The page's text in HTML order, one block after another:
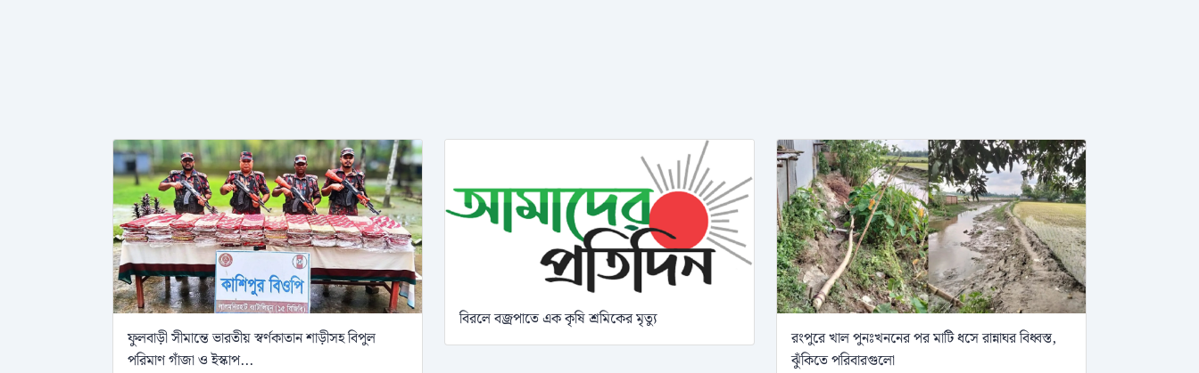
ফুলবাড়ী সীমান্তে ভারতীয় স্বর্ণকাতান শাড়ীসহ বিপুল
পরিমাণ গাঁজা ও ইস্কাপ...
বিরলে বজ্রপাতে এক কৃষি শ্রমিকের মৃত্যু
রংপুরে খাল পুনঃখননের পর মাটি ধসে রান্নাঘর বিধ্বস্ত,
ঝুঁকিতে পরিবারগুলো